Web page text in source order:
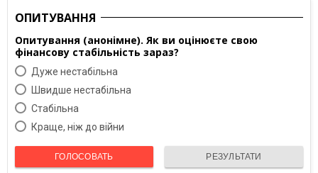
ОПИТУВАННЯ
Опитування (анонімне). Як ви оцінюєте свою
фінансову стабільність зараз?
Дуже нестабільна
Швидше нестабільна
Cтабільна
Краще, ніж до війни
ГОЛОСОВАТЬ РЕЗУЛЬТАТИ